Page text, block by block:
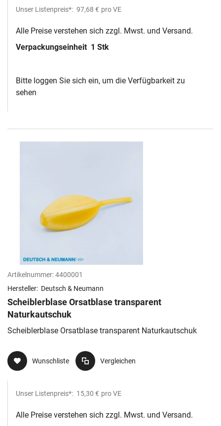
Unser Listenpreis*: 97,68 € pro VE
Alle Preise verstehen sich zzgl. Mwst. und Versand.
Verpackungseinheit 1 Stk
Bitte loggen Sie sich ein, um die Verfügbarkeit zu
sehen
Artikelnummer:4400001
Hersteller: Deutsch & Neumann
Scheiblerblase Orsatblase transparent
Naturkautschuk
Scheiblerblase Orsatblase transparent Naturkautschuk
Wunschliste Vergleichen
Unser Listenpreis*: 15,30 € pro VE
Alle Preise verstehen sich zzgl. Mwst. und Versand.